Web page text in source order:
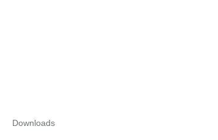
Downloads